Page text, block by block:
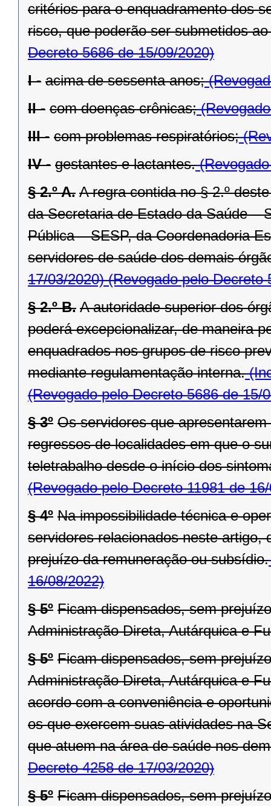
critérios para o enquadramento dos
risco, que poderão ser submetidos
Decreto 5686 de 15/09/2020)
I - acima de sessenta anos;
II - com doenças crônicas;
III - com problemas respiratórios;
IV - gestantes e lactantes.(Revogado
§ 2.º A. A regra contida no § 2.º
da Secretaria de Estado da Saúde –
Pública – SESP, da Coordenadoria
servidores de saúde dos demais
17/03/2020)(Revogado pelo Decreto
§ 2.º B. A autoridade superior dos
poderá excepcionalizar, de maneira
enquadrados nos grupos de risco
mediante regulamentação interna.
(Revogado pelo Decreto 5686 de 15/
§ 3º Os servidores que
regressos de localidades em que o
teletrabalho desde o início dos
(Revogado pelo Decreto 11981 de
§ 4º Na impossibilidade técnica e
servidores relacionados neste artigo,
prejuízo da remuneração ou subsídio.
16/08/2022)
§ 5º Ficam dispensados, sem
Administração Direta, Autárquica e
§ 5º Ficam dispensados, sem
Administração Direta, Autárquica e
acordo com a conveniência e
os que exercem suas atividades na
que atuem na área de saúde nos
Decreto 4258 de 17/03/2020)
§ 5º Ficam dispensados, sem